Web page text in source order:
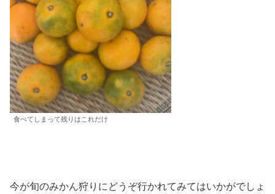
食べてしまって残りはこれだけ
今が旬のみかん狩りにどうぞ行かれてみてはいかがでしょ